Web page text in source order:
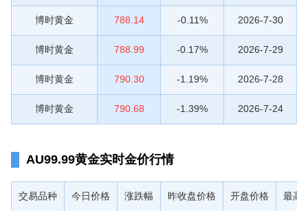
博时黄金 788.14 -0.11% 2026-7-30
博时黄金 788.99 -0.17% 2026-7-29
博时黄金 790.30 -1.19% 2026-7-28
博时黄金 790.68 -1.39% 2026-7-24
AU99.99黄金实时金价行情
交易品种 今日价格 涨跌幅 昨收盘价格 开盘价格 最高